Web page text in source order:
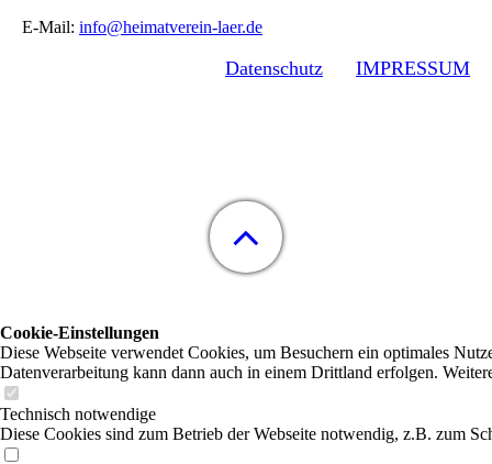
E-Mail: info@heimatverein-laer.de
Datenschutz IMPRESSUM
Cookie-Einstellungen
Diese Webseite verwendet Cookies, um Besuchern ein optimales
Datenverarbeitung kann dann auch in einem Drittland erfolgen.
Technisch notwendige
Diese Cookies sind zum Betrieb der Webseite notwendig, z.B. zum